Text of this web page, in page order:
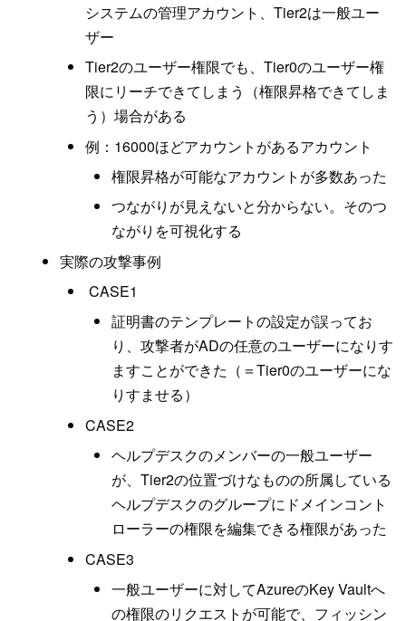
システムの管理アカウント、Tier2は一般ユー
ザー
Tier2のユーザー権限でも、Tier0のユーザー権
限にリーチできてしまう（権限昇格できてしま
う）場合がある
例：16000ほどアカウントがあるアカウント
権限昇格が可能なアカウントが多数あった
つながりが見えないと分からない。そのつ
ながりを可視化する
実際の攻撃事例
CASE1
証明書のテンプレートの設定が誤ってお
り、攻撃者がADの任意のユーザーになりす
ますことができた（＝Tier0のユーザーにな
りすませる）
CASE2
ヘルプデスクのメンバーの一般ユーザー
が、Tier2の位置づけなものの所属している
ヘルプデスクのグループにドメインコント
ローラーの権限を編集できる権限があった
CASE3
一般ユーザーに対してAzureのKey Vaultへ
の権限のリクエストが可能で、フィッシン